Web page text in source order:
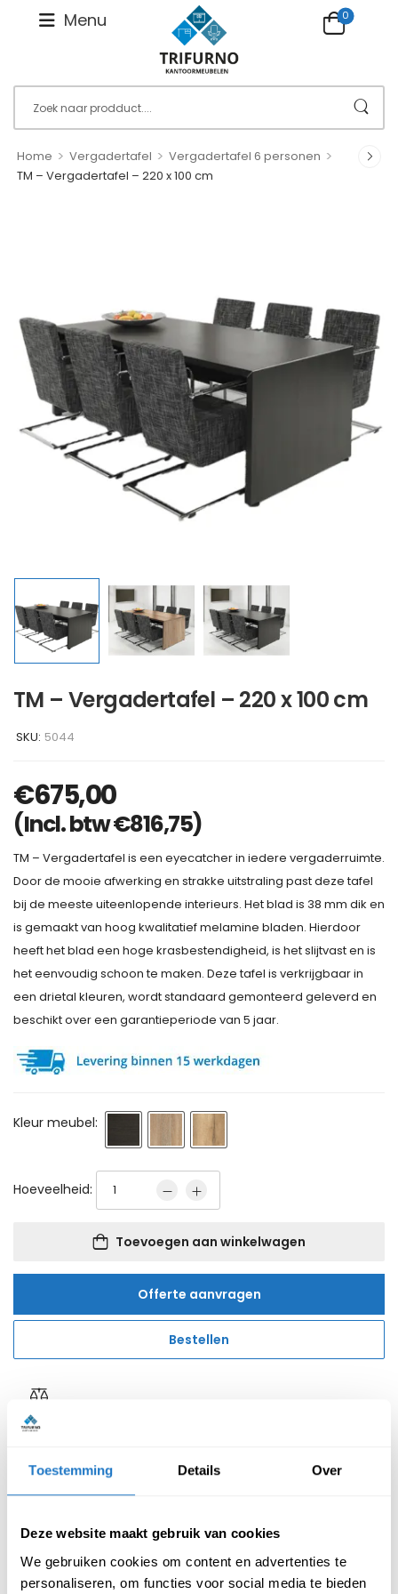
Toestemming Details Over
Deze website maakt gebruik van cookies
We gebruiken cookies om content en advertenties te
personaliseren, om functies voor social media te bieden
Menu 0
Home > Vergadertafel > Vergadertafel 6 personen >
TM – Vergadertafel – 220 x 100 cm
TM – Vergadertafel – 220 x 100 cm
SKU: 5044
€675,00
(Incl. btw€816,75)
TM – Vergadertafel is een eyecatcher in iedere vergaderruimte.
Door de mooie afwerking en strakke uitstraling past deze tafel
bij de meeste uiteenlopende interieurs. Het blad is 38 mm dik en
is gemaakt van hoog kwalitatief melamine bladen. Hierdoor
heeft het blad een hoge krasbestendigheid, is het slijtvast en is
het eenvoudig schoon te maken. Deze tafel is verkrijgbaar in
een drietal kleuren, wordt standaard gemonteerd geleverd en
beschikt over een garantieperiode van 5 jaar.
Kleur meubel:
Hoeveelheid:
Toevoegen aan winkelwagen
Offerte aanvragen
Bestellen
Reviews van klanten
Beschrijving Specificatie